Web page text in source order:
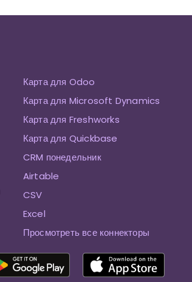
Карта для Odoo
Карта для Microsoft Dynamics
Карта для Freshworks
Карта для Quickbase
CRM понедельник
Airtable
CSV
Excel
Просмотреть все коннекторы